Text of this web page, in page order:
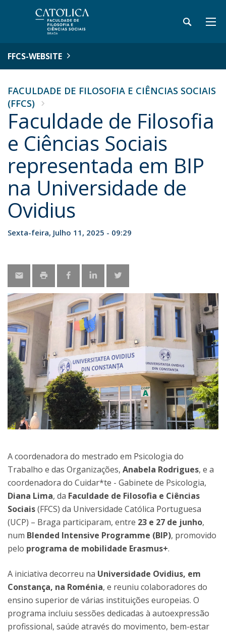
FFCS-WEBSITE
FACULDADE DE FILOSOFIA E CIÊNCIAS SOCIAIS
(FFCS)
Faculdade de Filosofia
e Ciências Sociais
representada em BIP
na Universidade de
Ovidius
Sexta-feira, Julho 11, 2025 - 09:29
A coordenadora do mestrado em Psicologia do
Trabalho e das Organizações, Anabela Rodrigues, e a
coordenadora do Cuidar*te - Gabinete de Psicologia,
Diana Lima, da Faculdade de Filosofia e Ciências
Sociais(FFCS) da Universidade Católica Portuguesa
(UCP) – Braga participaram, entre 23 e 27 de junho,
num Blended Intensive Programme (BIP), promovido
pelo programa de mobilidade Erasmus+.
A iniciativa decorreu na Universidade Ovidius, em
Constança, na Roménia, e reuniu colaboradores do
ensino superior de várias instituições europeias. O
programa incluiu sessões dedicadas à autoexpressão
profissional, saúde através do movimento, bem-estar